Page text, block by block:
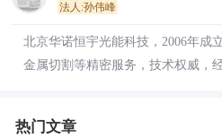
法人:孙伟峰
北京华诺恒宇光能科技，2006年成
金属切割等精密服务，技术权威，
热门文章